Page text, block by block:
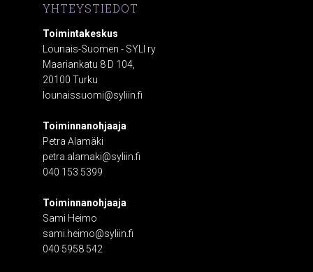
YHTEYSTIEDOT
Toimintakeskus
Lounais-Suomen - SYLI ry
Maariankatu 8 D 104,
20100 Turku
lounaissuomi@syliin.fi
Toiminnanohjaaja
Petra Alamäki
petra.alamaki@syliin.fi
040 153 5399
Toiminnanohjaaja
Sami Heimo
sami.heimo@syliin.fi
040 5958 542